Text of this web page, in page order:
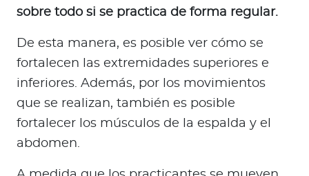
sobre todo si se practica de forma regular.
De esta manera, es posible ver cómo se
fortalecen las extremidades superiores e
inferiores. Además, por los movimientos
que se realizan, también es posible
fortalecer los músculos de la espalda y el
abdomen.